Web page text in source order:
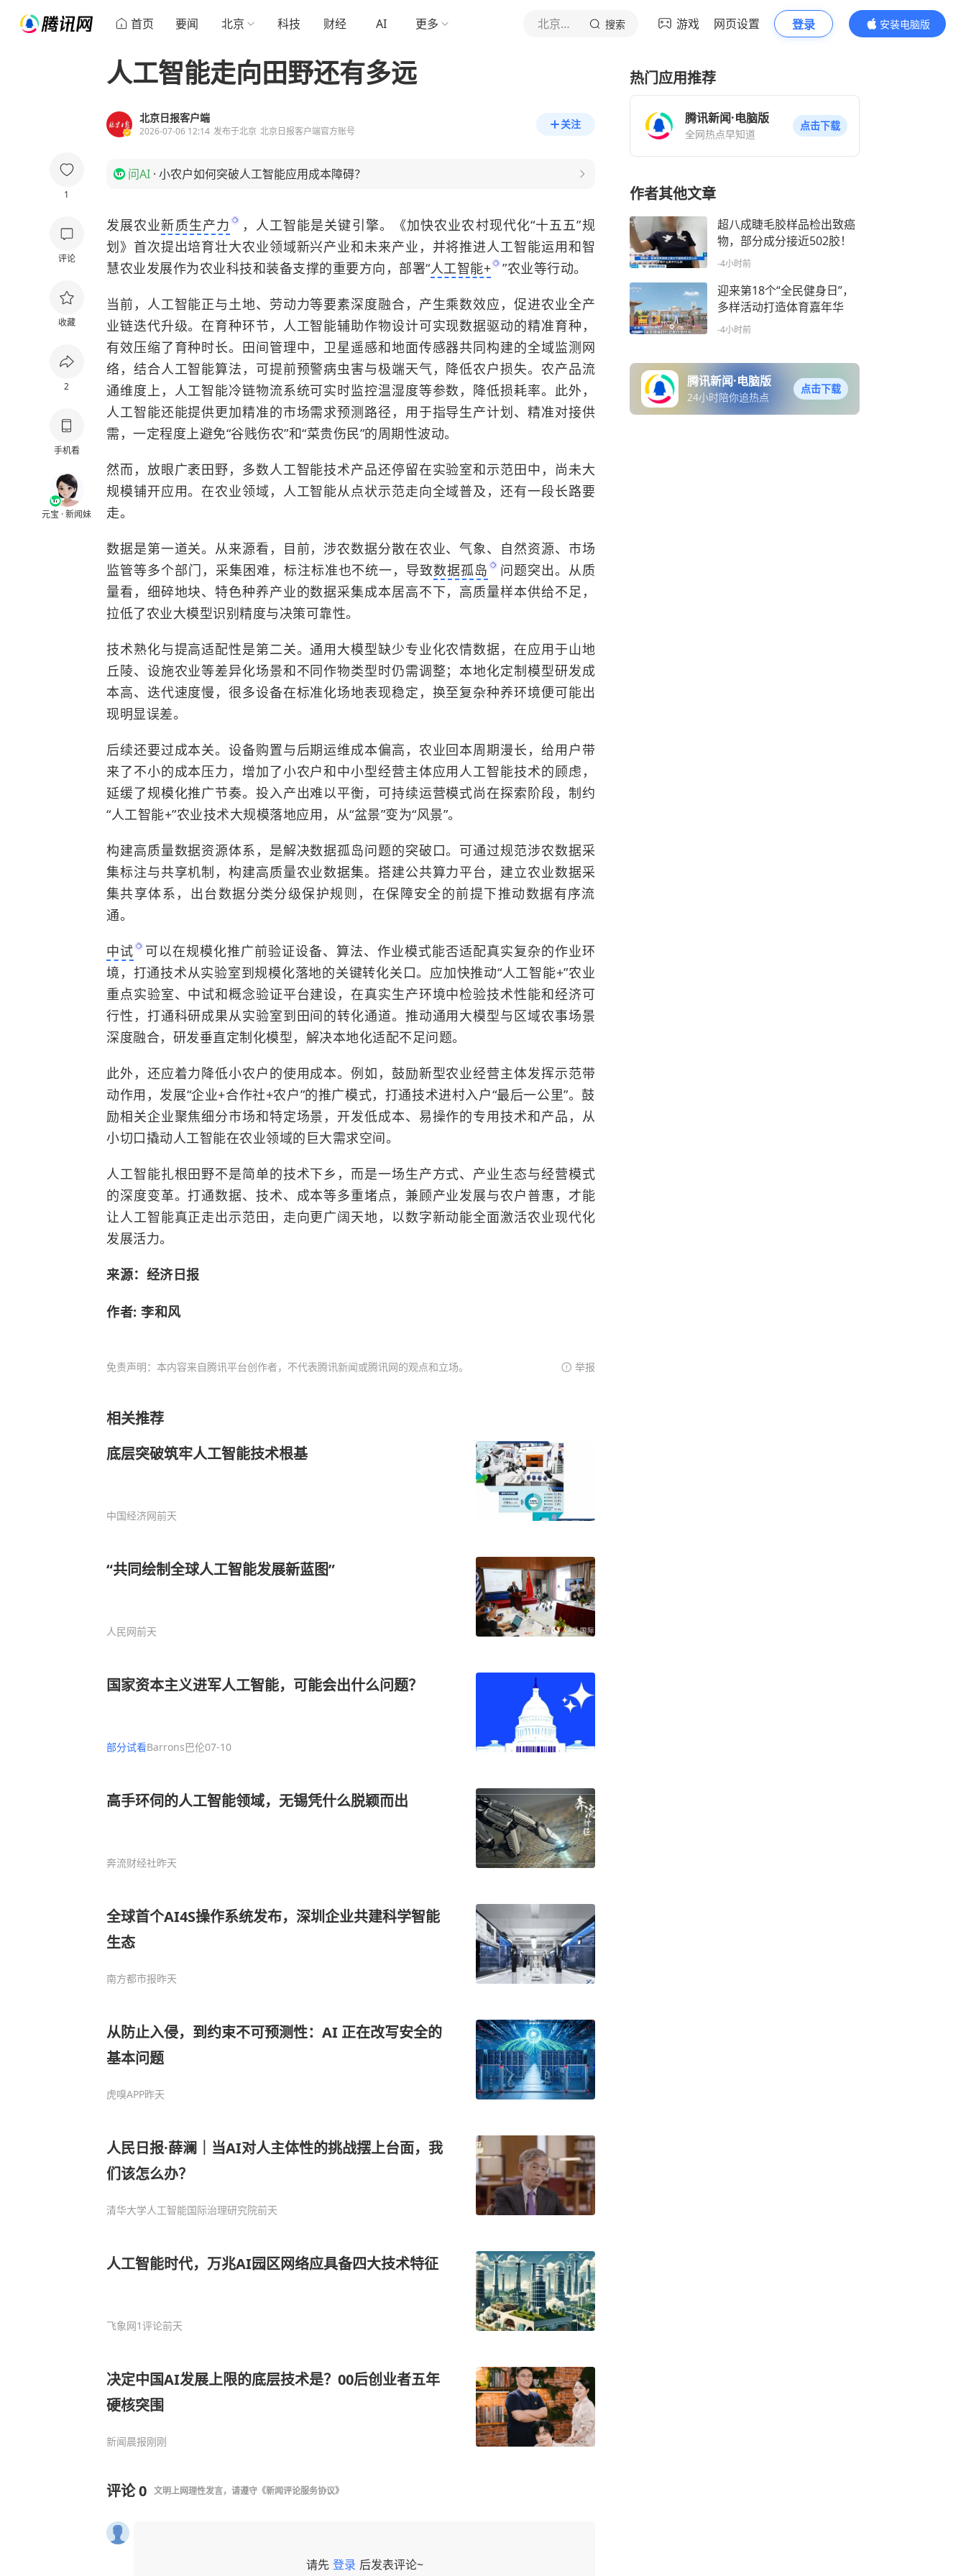
首页 要闻 北京 科技 财经 AI 更多 北京日报客户端 搜索 游戏 网页设置 登录
安装电脑版
内容更精彩
1
评论
收藏
2
手机看
元宝 · 新闻妹
人工智能走向田野还有多远
北京日报客户端
2026-07-06 12:14 发布于北京 北京日报客户端官方账号
关注
问AI · 小农户如何突破人工智能应用成本障碍？
发展农业新质生产力
，人工智能是关键引擎。《加快农业农村现代化“十五五”规
划》首次提出培育壮大农业领域新兴产业和未来产业，并将推进人工智能运用和智
慧农业发展作为农业科技和装备支撑的重要方向，部署“人工智能+ ”农业等行动。
当前，人工智能正与土地、劳动力等要素深度融合，产生乘数效应，促进农业全产
业链迭代升级。在育种环节，人工智能辅助作物设计可实现数据驱动的精准育种，
有效压缩了育种时长。田间管理中，卫星遥感和地面传感器共同构建的全域监测网
络，结合人工智能算法，可提前预警病虫害与极端天气，降低农户损失。农产品流
通维度上，人工智能冷链物流系统可实时监控温湿度等参数，降低损耗率。此外，
人工智能还能提供更加精准的市场需求预测路径，用于指导生产计划、精准对接供
需，一定程度上避免“谷贱伤农”和“菜贵伤民”的周期性波动。
然而，放眼广袤田野，多数人工智能技术产品还停留在实验室和示范田中，尚未大
规模铺开应用。在农业领域，人工智能从点状示范走向全域普及，还有一段长路要
走。
数据是第一道关。从来源看，目前，涉农数据分散在农业、气象、自然资源、市场
监管等多个部门，采集困难，标注标准也不统一，导致数据孤岛
问题突出。从质
量看，细碎地块、特色种养产业的数据采集成本居高不下，高质量样本供给不足，
拉低了农业大模型识别精度与决策可靠性。
技术熟化与提高适配性是第二关。通用大模型缺少专业化农情数据，在应用于山地
丘陵、设施农业等差异化场景和不同作物类型时仍需调整；本地化定制模型研发成
本高、迭代速度慢，很多设备在标准化场地表现稳定，换至复杂种养环境便可能出
现明显误差。
后续还要过成本关。设备购置与后期运维成本偏高，农业回本周期漫长，给用户带
来了不小的成本压力，增加了小农户和中小型经营主体应用人工智能技术的顾虑，
延缓了规模化推广节奏。投入产出难以平衡，可持续运营模式尚在探索阶段，制约
“人工智能+”农业技术大规模落地应用，从“盆景”变为“风景”。
构建高质量数据资源体系，是解决数据孤岛问题的突破口。可通过规范涉农数据采
集标注与共享机制，构建高质量农业数据集。搭建公共算力平台，建立农业数据采
集共享体系，出台数据分类分级保护规则，在保障安全的前提下推动数据有序流
通。
中试
可以在规模化推广前验证设备、算法、作业模式能否适配真实复杂的作业环
境，打通技术从实验室到规模化落地的关键转化关口。应加快推动“人工智能+”农业
重点实验室、中试和概念验证平台建设，在真实生产环境中检验技术性能和经济可
行性，打通科研成果从实验室到田间的转化通道。推动通用大模型与区域农事场景
深度融合，研发垂直定制化模型，解决本地化适配不足问题。
此外，还应着力降低小农户的使用成本。例如，鼓励新型农业经营主体发挥示范带
动作用，发展“企业+合作社+农户”的推广模式，打通技术进村入户“最后一公里”。鼓
励相关企业聚焦细分市场和特定场景，开发低成本、易操作的专用技术和产品，从
小切口撬动人工智能在农业领域的巨大需求空间。
人工智能扎根田野不是简单的技术下乡，而是一场生产方式、产业生态与经营模式
的深度变革。打通数据、技术、成本等多重堵点，兼顾产业发展与农户普惠，才能
让人工智能真正走出示范田，走向更广阔天地，以数字新动能全面激活农业现代化
发展活力。
来源：经济日报
作者: 李和风
免责声明：本内容来自腾讯平台创作者，不代表腾讯新闻或腾讯网的观点和立场。 举报
相关推荐
底层突破筑牢人工智能技术根基
中国经济网前天
“共同绘制全球人工智能发展新蓝图”
人民网前天
国家资本主义进军人工智能，可能会出什么问题？
部分试看Barrons巴伦07-10
高手环伺的人工智能领域，无锡凭什么脱颖而出
奔流财经社昨天
全球首个AI4S操作系统发布，深圳企业共建科学智能
生态
南方都市报昨天
从防止入侵，到约束不可预测性：AI 正在改写安全的
基本问题
虎嗅APP昨天
人民日报·薛澜｜当AI对人主体性的挑战摆上台面，我
们该怎么办？
清华大学人工智能国际治理研究院前天
人工智能时代，万兆AI园区网络应具备四大技术特征
飞象网1评论前天
决定中国AI发展上限的底层技术是？00后创业者五年
硬核突围
新闻晨报刚刚
评论0 文明上网理性发言，请遵守 《新闻评论服务协议》
请先 登录 后发表评论~
热门应用推荐
腾讯新闻·电脑版
全网热点早知道
点击下载
作者其他文章
超八成睫毛胶样品检出致癌
物，部分成分接近502胶！
-4小时前
迎来第18个“全民健身日”，
多样活动打造体育嘉年华
-4小时前
腾讯新闻·电脑版
24小时陪你追热点
点击下载